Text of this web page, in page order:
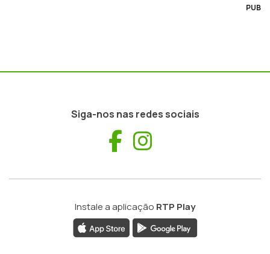
PUB
Siga-nos nas redes sociais
Facebook
Instale a aplicação RTP Play